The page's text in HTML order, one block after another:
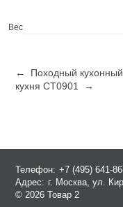
Вес
← Походный кухонный
кухня CT0901 →
Телефон: +7 (495) 641-
Адрес: г. Москва, ул.
© 2026 Товар 2